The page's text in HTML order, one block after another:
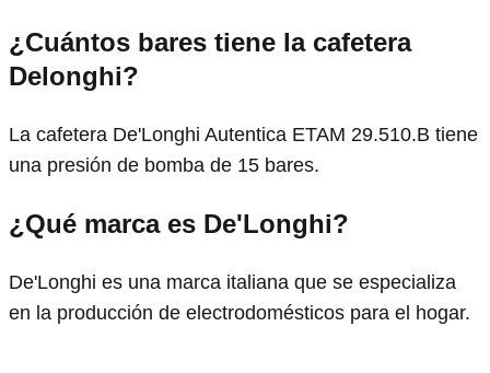
¿Cuántos bares tiene la cafetera
Delonghi?
La cafetera De'Longhi Autentica ETAM 29.510.B tiene
una presión de bomba de 15 bares.
¿Qué marca es De'Longhi?
De'Longhi es una marca italiana que se especializa
en la producción de electrodomésticos para el hogar.